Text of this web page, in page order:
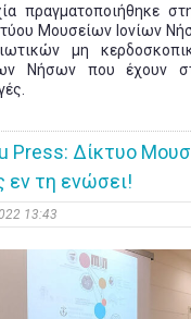
πραγματοποιήθηκε
Μουσείων Ιονίων
μη
Νήσων που έχουν
Press: Δίκτυο
εν τη ενώσει!
13:43